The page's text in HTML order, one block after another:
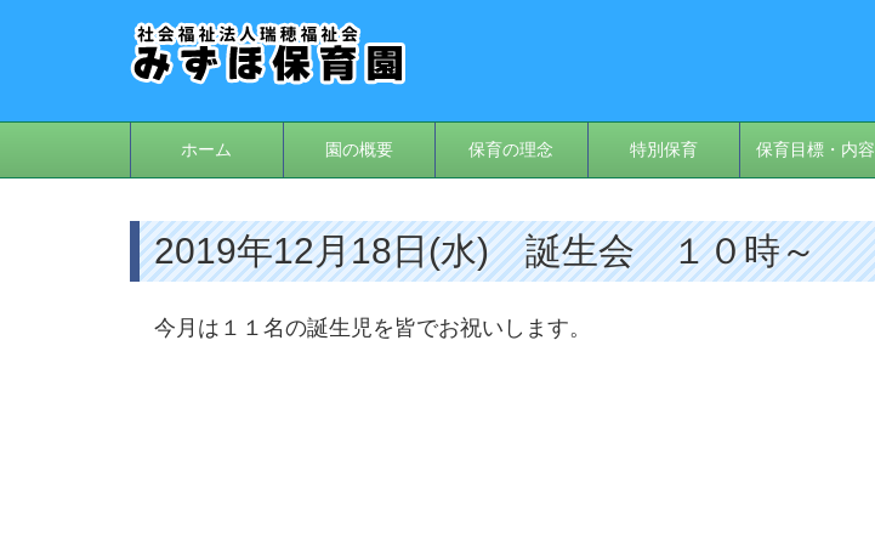
ホーム 園の概要 保育の理念 特別保育 保育目標・内容
2019年12月18日(水) 誕生会 １０時～
今月は１１名の誕生児を皆でお祝いします。